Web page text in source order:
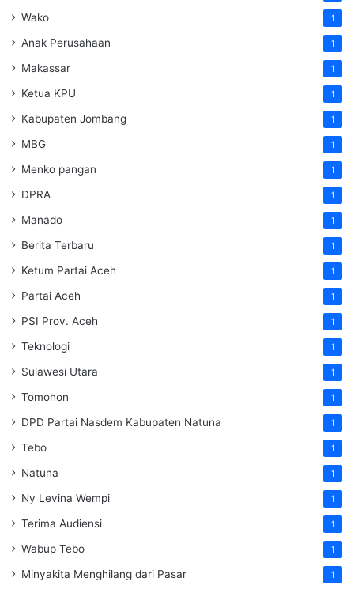
Wako 1
Anak Perusahaan 1
Makassar 1
Ketua KPU 1
Kabupaten Jombang 1
MBG 1
Menko pangan 1
DPRA 1
Manado 1
Berita Terbaru 1
Ketum Partai Aceh 1
Partai Aceh 1
PSI Prov. Aceh 1
Teknologi 1
Sulawesi Utara 1
Tomohon 1
DPD Partai Nasdem Kabupaten Natuna 1
Tebo 1
Natuna 1
Ny Levina Wempi 1
Terima Audiensi 1
Wabup Tebo 1
Minyakita Menghilang dari Pasar 1